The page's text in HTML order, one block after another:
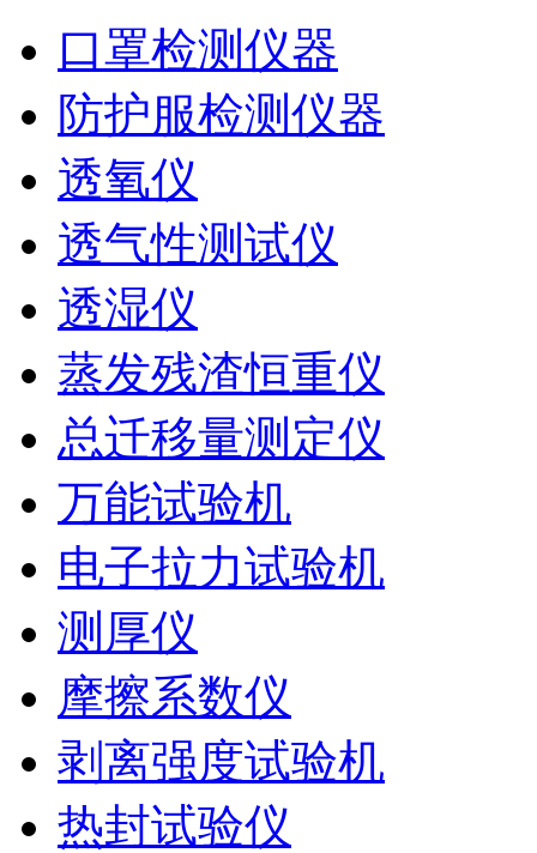
口罩检测仪器
防护服检测仪器
透氧仪
透气性测试仪
透湿仪
蒸发残渣恒重仪
总迁移量测定仪
万能试验机
电子拉力试验机
测厚仪
摩擦系数仪
剥离强度试验机
热封试验仪